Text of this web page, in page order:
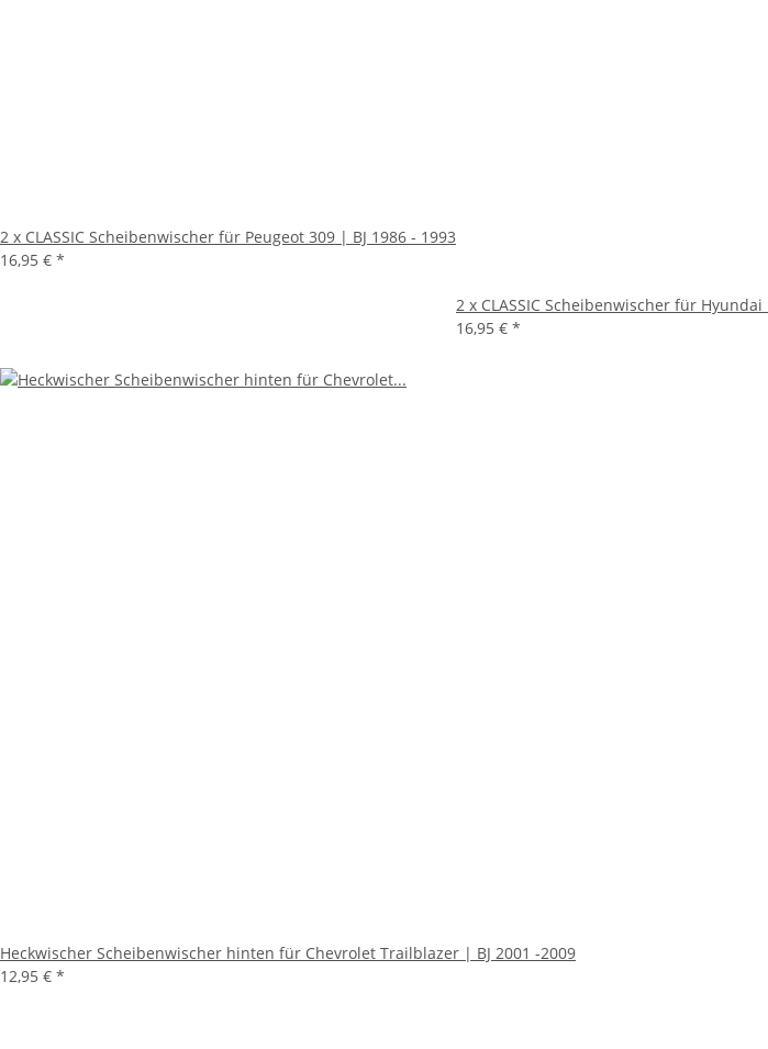
2 x CLASSIC Scheibenwischer für Peugeot 309 | BJ 1986 - 1993
16,95 € *
2 x CLASSIC Scheibenwischer für Hyundai
16,95 € *
Heckwischer Scheibenwischer hinten für Chevrolet Trailblazer | BJ 2001 -2009
12,95 € *